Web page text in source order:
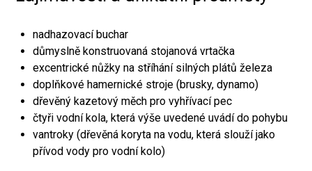
nadhazovací buchar
důmyslně konstruovaná stojanová vrtačka
excentrické nůžky na stříhání silných plátů železa
doplňkové hamernické stroje (brusky, dynamo)
dřevěný kazetový měch pro vyhřívací pec
čtyři vodní kola, která výše uvedené uvádí do pohybu
vantroky (dřevěná koryta na vodu, která slouží jako
přívod vody pro vodní kolo)